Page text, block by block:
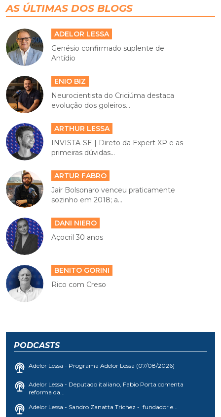
AS ÚLTIMAS DOS BLOGS
ADELOR LESSA
Genésio confirmado suplente de
Antídio
ENIO BIZ
Neurocientista do Criciúma destaca
evolução dos goleiros...
ARTHUR LESSA
INVISTA-SE | Direto da Expert XP e as
primeiras dúvidas...
ARTUR FABRO
Jair Bolsonaro venceu praticamente
sozinho em 2018; a...
DANI NIERO
Açocril 30 anos
BENITO GORINI
Rico com Creso
PODCASTS
Adelor Lessa - Programa Adelor Lessa (07/08/2026)
Adelor Lessa - Deputado italiano, Fabio Porta comenta
reforma da...
Adelor Lessa - Sandro Zanatta Trichez - fundador e...